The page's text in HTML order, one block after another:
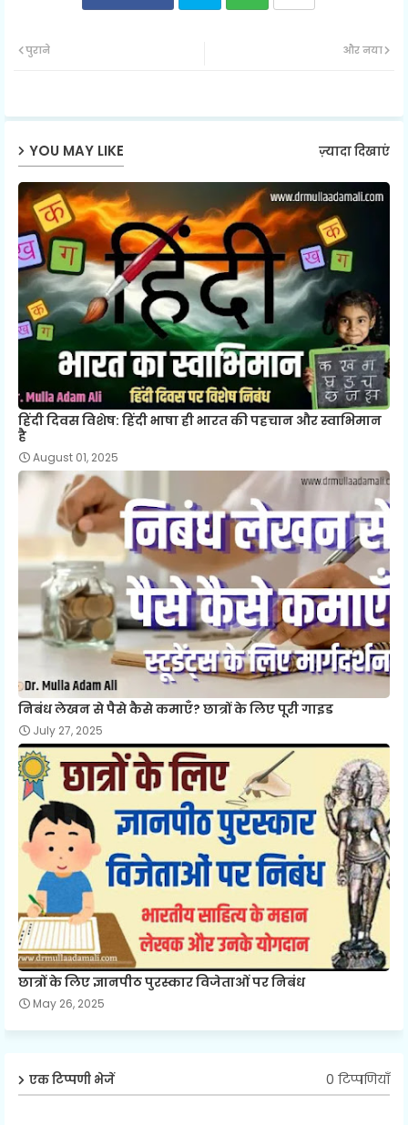
ap
और नया
पुराने
YOU MAY LIKE ज़्यादा दिखाएं
हिंदी दिवस विशेष: हिंदी भाषा ही भारत की पहचान और स्वाभिमान
है
August 01, 2025
निबंध लेखन से पैसे कैसे कमाएँ? छात्रों के लिए पूरी गाइड
July 27, 2025
छात्रों के लिए ज्ञानपीठ पुरस्कार विजेताओं पर निबंध
May 26, 2025
एक टिप्पणी भेजें 0 टिप्पणियाँ